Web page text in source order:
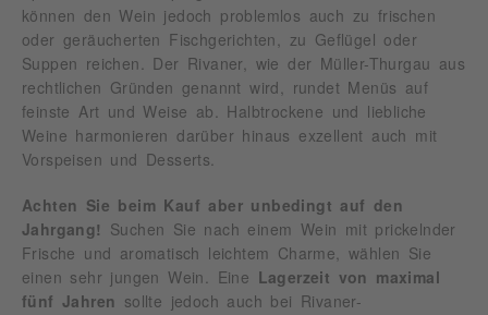
können den Wein jedoch problemlos auch zu frischen
oder geräucherten Fischgerichten, zu Geflügel oder
Suppen reichen. Der Rivaner, wie der Müller-Thurgau aus
rechtlichen Gründen genannt wird, rundet Menüs auf
feinste Art und Weise ab. Halbtrockene und liebliche
Weine harmonieren darüber hinaus exzellent auch mit
Vorspeisen und Desserts.
Achten Sie beim Kauf aber unbedingt auf den
Jahrgang!
Suchen Sie nach einem Wein mit prickelnder
Frische und aromatisch leichtem Charme, wählen Sie
einen sehr jungen Wein. Eine Lagerzeit von maximal
fünf Jahren
sollte jedoch auch bei Rivaner-